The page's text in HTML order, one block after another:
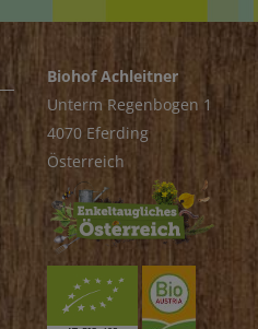
Biohof Achleitner
Unterm Regenbogen 1
4070 Eferding
Österreich